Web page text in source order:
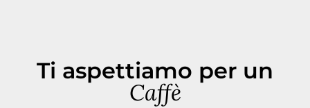
Ti aspettiamo per un
Caffè